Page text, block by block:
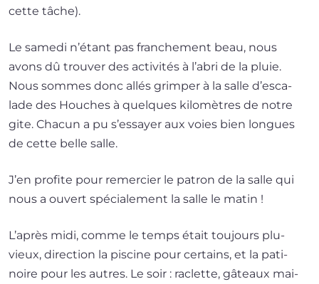
cette tâche).
Le same­di n’é­tant pas fran­che­ment beau, nous
avons dû trou­ver des acti­vi­tés à l’a­bri de la pluie.
Nous sommes donc allés grim­per à la salle d’es­ca­
lade des Houches à quelques kilo­mètres de notre
gite. Chacun a pu s’es­sayer aux voies bien longues
de cette belle salle.
J’en pro­fite pour remer­cier le patron de la salle qui
nous a ouvert spé­cia­le­ment la salle le matin !
L’après midi, comme le temps était tou­jours plu­
vieux, direc­tion la pis­cine pour cer­tains, et la pati­
noire pour les autres. Le soir : raclette, gâteaux mai­